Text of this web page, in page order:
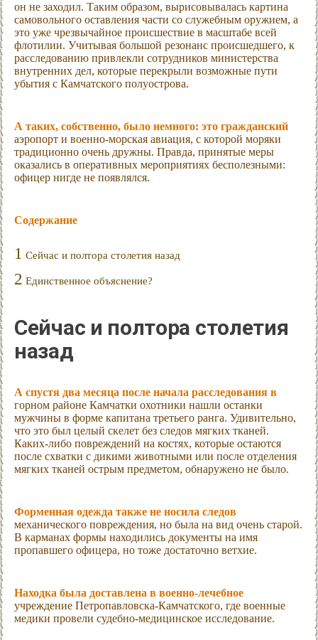
он не заходил. Таким образом, вырисовывалась картина
самовольного оставления части со служебным оружием, а
это уже чрезвычайное происшествие в масштабе всей
флотилии. Учитывая большой резонанс происшедшего, к
расследованию привлекли сотрудников министерства
внутренних дел, которые перекрыли возможные пути
убытия с Камчатского полуострова.
А таких, собственно, было немного: это гражданский
аэропорт и военно-морская авиация, с которой моряки
традиционно очень дружны. Правда, принятые меры
оказались в оперативных мероприятиях бесполезными:
офицер нигде не появлялся.
Содержание
1 Сейчас и полтора столетия назад
2 Единственное объяснение?
Сейчас и полтора столетия
назад
А спустя два месяца после начала расследования в
горном районе Камчатки охотники нашли останки
мужчины в форме капитана третьего ранга. Удивительно,
что это был целый скелет без следов мягких тканей.
Каких-либо повреждений на костях, которые остаются
после схватки с дикими животными или после отделения
мягких тканей острым предметом, обнаружено не было.
Форменная одежда также не носила следов
механического повреждения, но была на вид очень старой.
В карманах формы находились документы на имя
пропавшего офицера, но тоже достаточно ветхие.
Находка была доставлена в военно-лечебное
учреждение Петропавловска-Камчатского, где военные
медики провели судебно-медицинское исследование.